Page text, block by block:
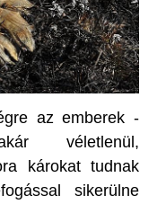
az emberek -
véletlenül,
károkat tudnak
sikerülne